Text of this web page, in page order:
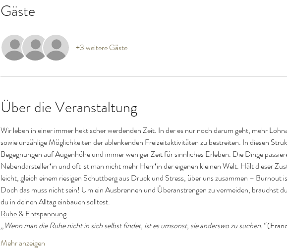
Gäste
+3 weitere Gäste
Über die Veranstaltung
Wir leben in einer immer hektischer werdenden Zeit. In der es nur noch darum geht, mehr
sowie unzählige Möglichkeiten der ablenkenden Freizeitaktivitäten zu bestreiten. In diesen
Begegnungen auf Augenhöhe und immer weniger Zeit für sinnliches Erleben. Die Dinge
Nebendarsteller*in und oft ist man nicht mehr Herr*in der eigenen kleinen Welt. Hält dieser
leicht, gleich einem riesigen Schuttberg aus Druck und Stress, über uns zusammen – Burnout
Doch das muss nicht sein! Um ein Ausbrennen und Überanstrengen zu vermeiden, brauchst
du in deinen Alltag einbauen solltest.
Ruhe & Entspannung
„Wenn man die Ruhe nicht in sich selbst findet, ist es umsonst, sie anderswo zu suchen.“
Mehr anzeigen